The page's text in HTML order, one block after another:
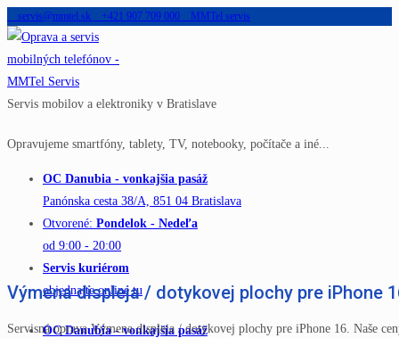
Skip
to
content
servis@mmtel.sk +421 907 709 000 MMTel servis
Servis mobilov a elektroniky v Bratislave
Opravujeme smartfóny, tablety, TV, notebooky, počítače a iné...
OC Danubia - vonkajšia pasáž
Panónska cesta 38/A, 851 04 Bratislava
Otvorené: Pondelok - Nedeľa
od 9:00 - 20:00
Servis kuriérom
objednajte online tu
OC Danubia - vonkajšia pasáž
Výmena displeja / dotykovej plochy pre iPhone
Servisná oprava Výmena displeja / dotykovej plochy pre iPhone 16. Naše